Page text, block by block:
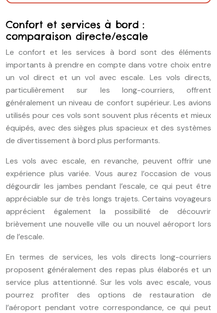
Confort et services à bord :
comparaison directe/escale
Le confort et les services à bord sont des éléments
importants à prendre en compte dans votre choix entre
un vol direct et un vol avec escale. Les vols directs,
particulièrement sur les long-courriers, offrent
généralement un niveau de confort supérieur. Les avions
utilisés pour ces vols sont souvent plus récents et mieux
équipés, avec des sièges plus spacieux et des systèmes
de divertissement à bord plus performants.
Les vols avec escale, en revanche, peuvent offrir une
expérience plus variée. Vous aurez l’occasion de vous
dégourdir les jambes pendant l’escale, ce qui peut être
appréciable sur de très longs trajets. Certains voyageurs
apprécient également la possibilité de découvrir
brièvement une nouvelle ville ou un nouvel aéroport lors
de l’escale.
En termes de services, les vols directs long-courriers
proposent généralement des repas plus élaborés et un
service plus attentionné. Sur les vols avec escale, vous
pourrez profiter des options de restauration de
l’aéroport pendant votre correspondance, ce qui peut